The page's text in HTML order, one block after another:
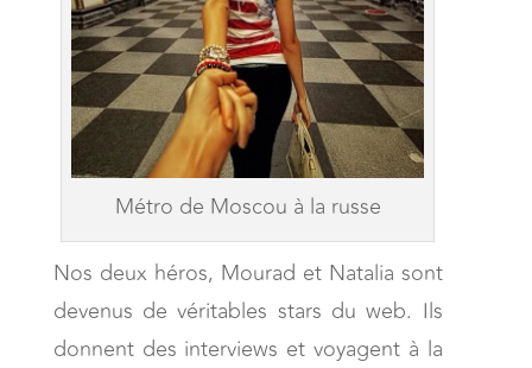
Métro de Moscou à la russe
Nos deux héros, Mourad et Natalia sont
devenus de véritables stars du web. Ils
donnent des interviews et voyagent à la